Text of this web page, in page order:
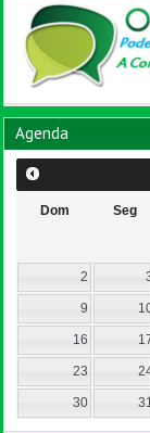
Agenda
Dom Seg
2
9
16
23
30